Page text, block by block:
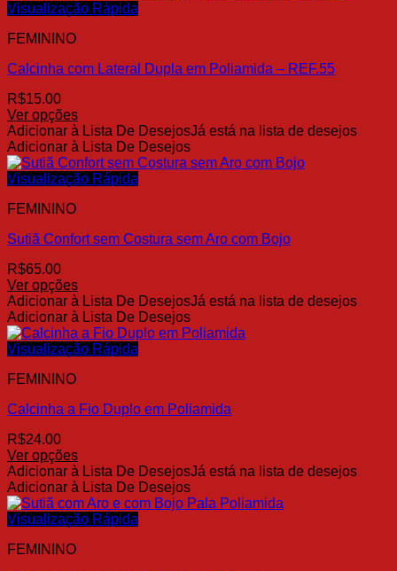
Visualização Rápida
FEMININO
Calcinha com Lateral Dupla em Poliamida – REF.55
R$15.00
Ver opções
Este
produto
tem
várias
As
podem
escolhidas
na
página
do
produto
Adicionar à Lista De DesejosJá está na lista de desejos
Adicionar à Lista De Desejos
Visualização Rápida
FEMININO
Sutiã Confort sem Costura sem Aro com Bojo
R$65.00
Ver opções
Este
produto
tem
várias
As
podem
escolhidas
na
página
do
produto
Adicionar à Lista De DesejosJá está na lista de desejos
Adicionar à Lista De Desejos
Visualização Rápida
FEMININO
Calcinha a Fio Duplo em Poliamida
R$24.00
Ver opções
Este
produto
tem
várias
As
Adicionar à Lista De DesejosJá está na lista de desejos
Adicionar à Lista De Desejos
Visualização Rápida
FEMININO